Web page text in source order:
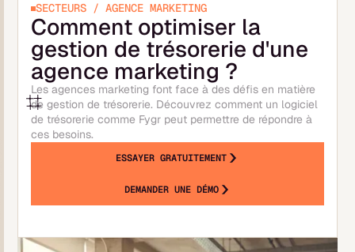
SECTEURS / AGENCE MARKETING
Comment optimiser la
gestion de trésorerie d'une
agence marketing ?
Les agences marketing font face à des défis en matière
de gestion de trésorerie. Découvrez comment un logiciel
de trésorerie comme Fygr peut permettre de répondre à
ces besoins.
ESSAYER GRATUITEMENT
DEMANDER UNE DÉMO